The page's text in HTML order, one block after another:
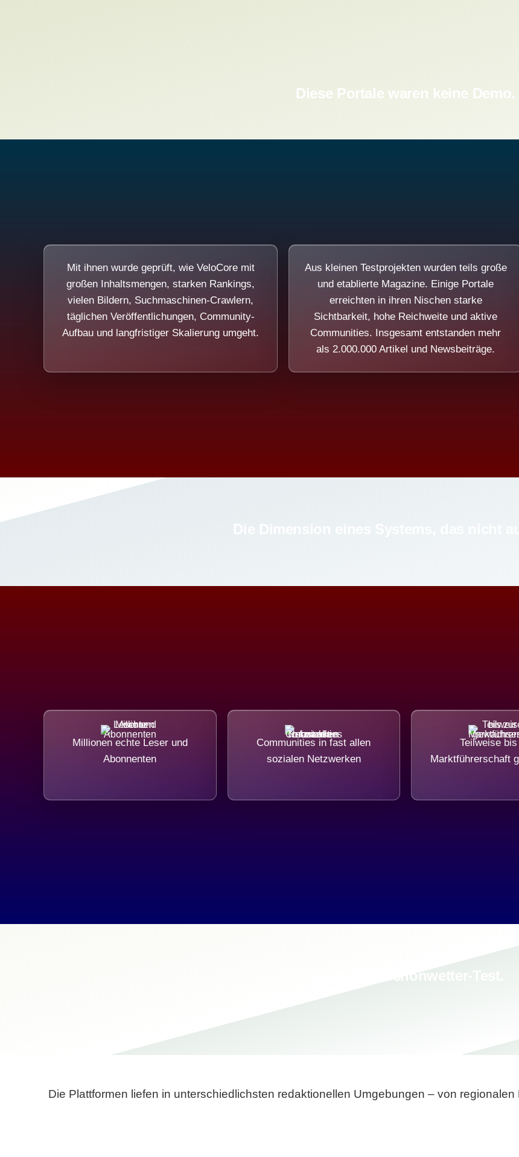
Diese Portale waren keine Demo.
Mit ihnen wurde geprüft, wie VeloCore mit
großen Inhaltsmengen, starken Rankings,
vielen Bildern, Suchmaschinen-Crawlern,
täglichen Veröffentlichungen, Community-
Aufbau und langfristiger Skalierung umgeht.
Aus kleinen Testprojekten wurden teils große
und etablierte Magazine. Einige Portale
erreichten in ihren Nischen starke
Sichtbarkeit, hohe Reichweite und aktive
Communities. Insgesamt entstanden mehr
als 2.000.000 Artikel und Newsbeiträge.
Millionen echte Leser und
Abonnenten
Communities in fast allen
sozialen Netzwerken
Teilweise
Marktführerschaft
Die Plattformen liefen in unterschiedlichsten redaktionellen Umgebungen – von